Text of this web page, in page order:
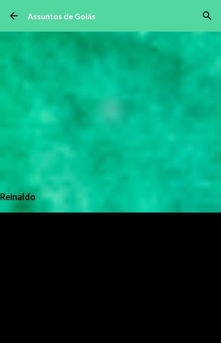
Pular para o conteúdo principal
Assuntos de Goiás
Reinaldo